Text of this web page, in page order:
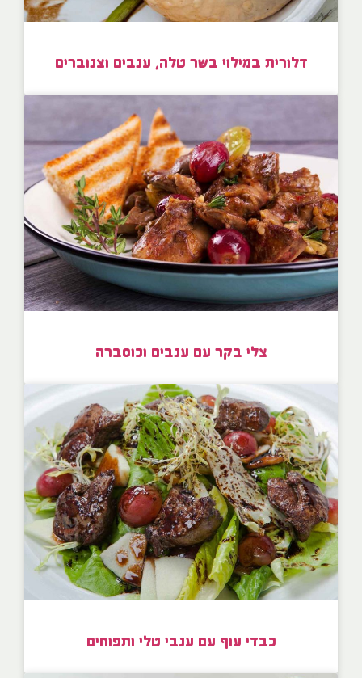
דלורית במילוי בשר טלה, ענבים וצנוברים
צלי בקר עם ענבים וכוסברה
כבדי עוף עם ענבי טלי ותפוחים